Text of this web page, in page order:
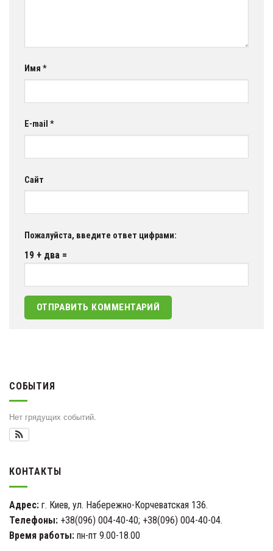
Имя *
E-mail *
Сайт
Пожалуйста, введите ответ цифрами:
19 + два =
СОБЫТИЯ
Нет грядущих событий.
КОНТАКТЫ
Адрес: г. Киев, ул. Набережно-Корчеватская 136.
Телефоны: +38(096) 004-40-40; +38(096) 004-40-04.
Время работы: пн-пт 9.00-18.00